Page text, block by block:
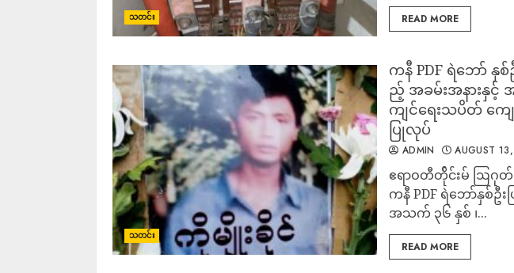
သတင်း READ MORE
သတင်း
ကနီ PDF ရဲဘော် နှစ်
ည့် အခမ်းအနားနှ
ကျင်ရေးသပိတ် ကျေ
ပြုလုပ်
ADMIN AUGUST
ဧရာဝတီတ်ိုင်းမ် ဩဂုတ်
ကနီ PDF ရဲဘော်နှစ်ဦ
အသက် ၃၆ နှစ် ၊...
READ MORE